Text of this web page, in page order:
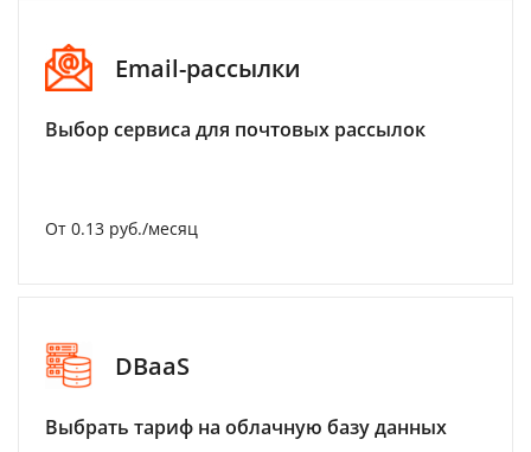
Email-рассылки
Выбор сервиса для почтовых рассылок
От 0.13 руб./месяц
DBaaS
Выбрать тариф на облачную базу данных